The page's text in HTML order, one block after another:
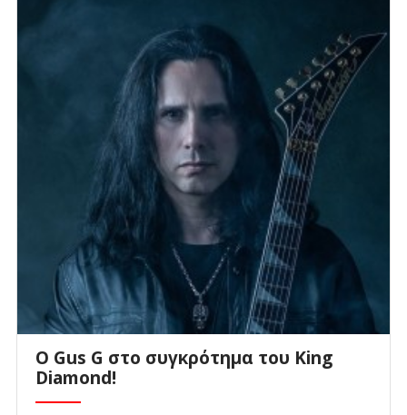
O Gus G στο συγκρότημα του King
Diamond!